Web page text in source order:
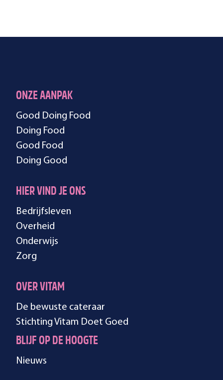
ONZE AANPAK
Good Doing Food
Doing Food
Good Food
Doing Good
HIER VIND JE ONS
Bedrijfsleven
Overheid
Onderwijs
Zorg
OVER VITAM
De bewuste cateraar
Stichting Vitam Doet Goed
BLIJF OP DE HOOGTE
Nieuws